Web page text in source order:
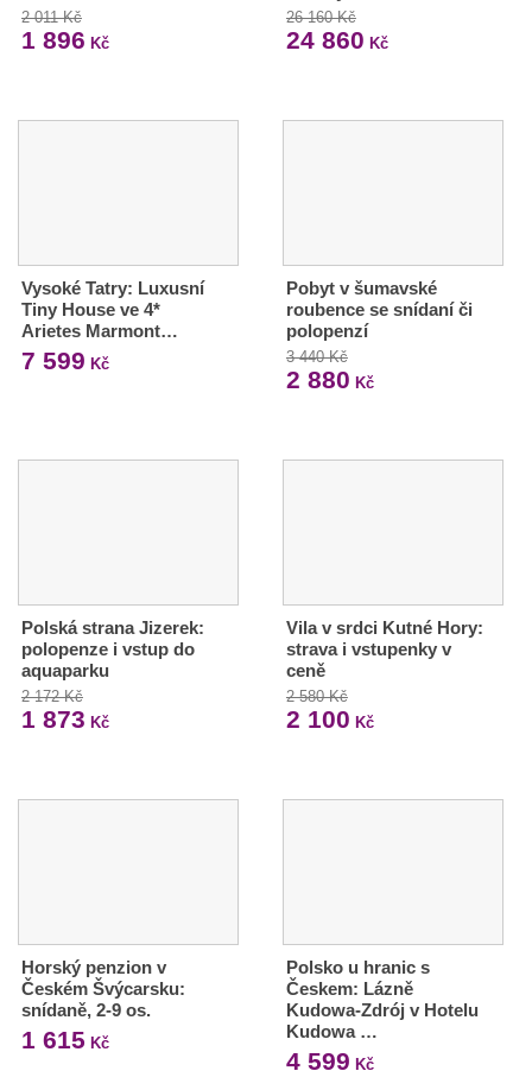
2 011 Kč
1 896 Kč
26 160 Kč
24 860 Kč
Vysoké Tatry: Luxusní
Tiny House ve 4*
Arietes Marmont…
7 599 Kč
Pobyt v šumavské
roubence se snídaní či
polopenzí
3 440 Kč
2 880 Kč
Polská strana Jizerek:
polopenze i vstup do
aquaparku
2 172 Kč
1 873 Kč
Vila v srdci Kutné Hory:
strava i vstupenky v
ceně
2 580 Kč
2 100 Kč
Horský penzion v
Českém Švýcarsku:
snídaně, 2-9 os.
1 615 Kč
Polsko u hranic s
Českem: Lázně
Kudowa-Zdrój v Hotelu
Kudowa …
4 599 Kč